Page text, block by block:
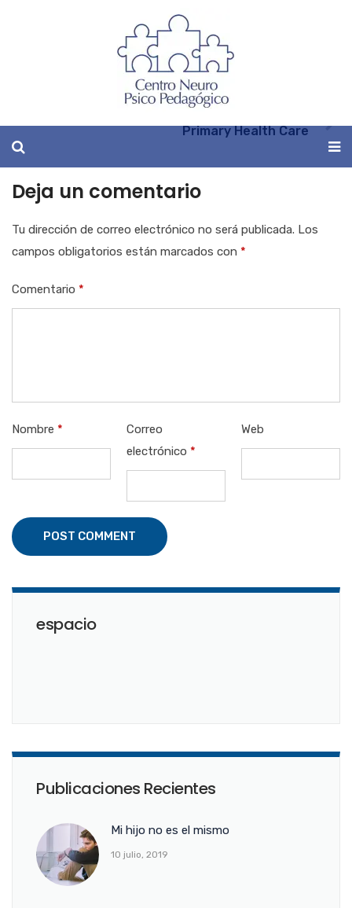
Skin Surgery
Primary Health Care
Deja un comentario
Tu dirección de correo electrónico no será publicada. Los
campos obligatorios están marcados con *
Comentario *
Nombre *
Correo
electrónico *
Web
POST COMMENT
espacio
Publicaciones Recientes
Mi hijo no es el mismo
10 julio, 2019